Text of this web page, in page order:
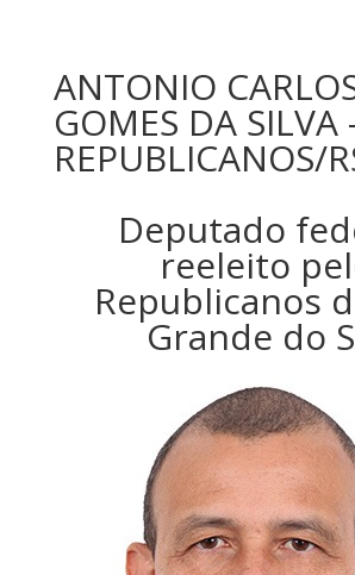
ANTONIO
GOMES DA SILVA
REPUBLICANOS/
Deputado
reeleito
Republicanos
Grande do